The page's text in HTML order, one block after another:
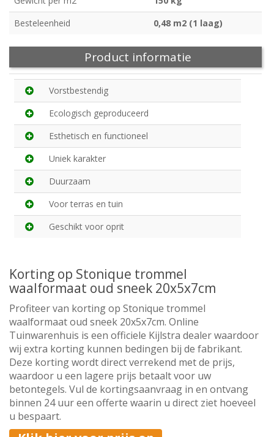
Besteleenheid
0,48 m2 (1 laag)
Product informatie
Vorstbestendig
Ecologisch geproduceerd
Esthetisch en functioneel
Uniek karakter
Duurzaam
Voor terras en tuin
Geschikt voor oprit
Korting op Stonique trommel
waalformaat oud sneek 20x5x7cm
Profiteer van korting op Stonique trommel
waalformaat oud sneek 20x5x7cm. Online
Tuinwarenhuis is een officiele Kijlstra dealer waardoor
wij extra korting kunnen bedingen bij de fabrikant.
Deze korting wordt direct verrekend met de prijs,
waardoor u een lagere prijs betaalt voor uw
betontegels. Vul de kortingsaanvraag in en ontvang
binnen 24 uur een offerte waarin u direct ziet hoeveel
u bespaart.